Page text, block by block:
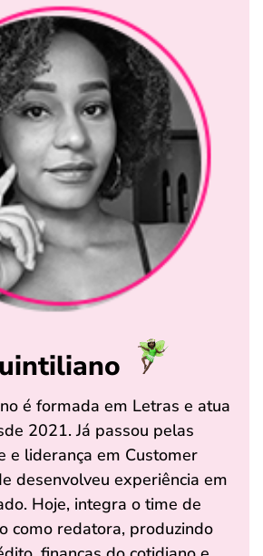
é formada em Letras e atua
2021. Já passou pelas
e liderança em Customer
desenvolveu experiência em
Hoje, integra o time de
como redatora, produzindo